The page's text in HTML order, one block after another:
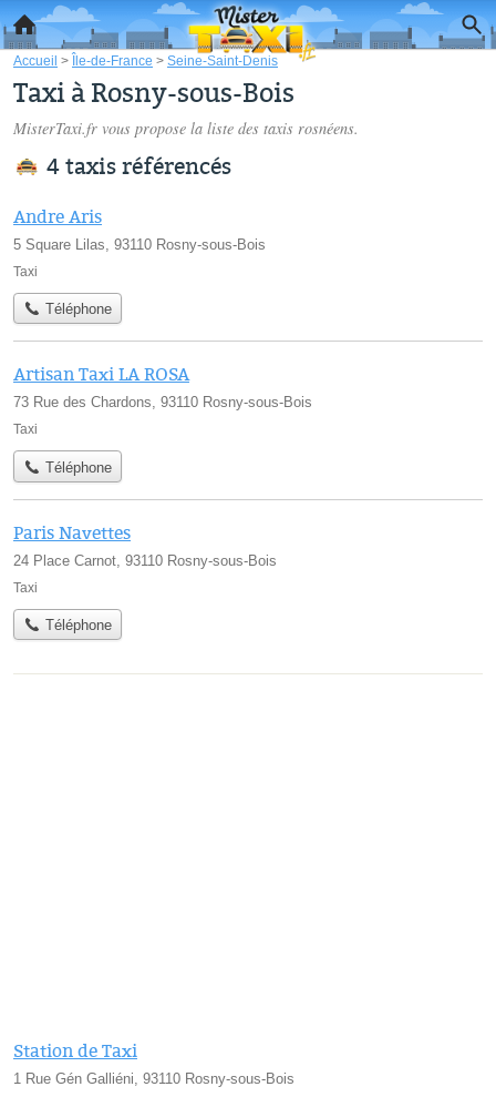
Accueil > Île-de-France > Seine-Saint-Denis
Taxi à Rosny-sous-Bois
MisterTaxi.fr vous propose la liste des taxis rosnéens.
4 taxis référencés
Andre Aris
5 Square Lilas, 93110 Rosny-sous-Bois
Taxi
Téléphone
Artisan Taxi LA ROSA
73 Rue des Chardons, 93110 Rosny-sous-Bois
Taxi
Téléphone
Paris Navettes
24 Place Carnot, 93110 Rosny-sous-Bois
Taxi
Téléphone
Station de Taxi
1 Rue Gén Galliéni, 93110 Rosny-sous-Bois